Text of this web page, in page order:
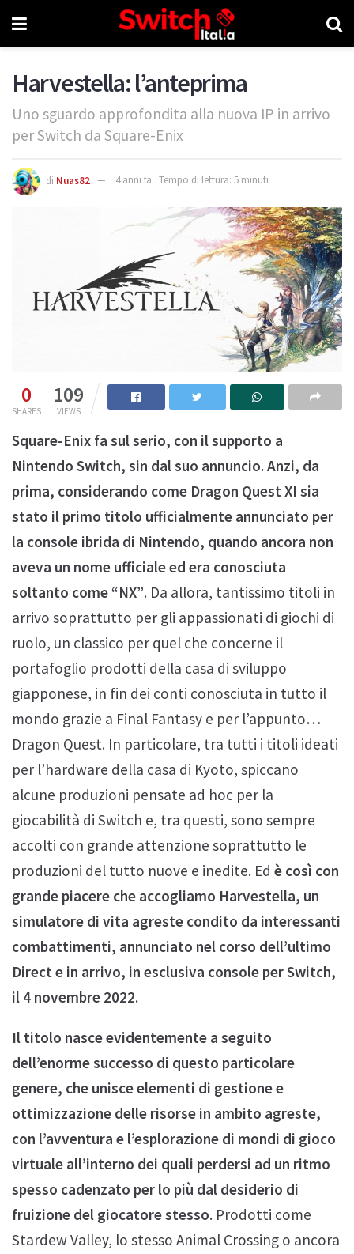
Harvestella: l’anteprima
Uno sguardo approfondita alla nuova IP in arrivo
per Switch da Square-Enix
di Nuas82 4 anni fa Tempo di lettura: 5 minuti
0
SHARES
109
VIEWS
Square-Enix fa sul serio, con il supporto a
Nintendo Switch, sin dal suo annuncio. Anzi, da
prima, considerando come Dragon Quest XI sia
stato il primo titolo ufficialmente annunciato per
la console ibrida di Nintendo, quando ancora non
aveva un nome ufficiale ed era conosciuta
soltanto come “NX”. Da allora, tantissimo titoli in
arrivo soprattutto per gli appassionati di giochi di
ruolo, un classico per quel che concerne il
portafoglio prodotti della casa di sviluppo
giapponese, in fin dei conti conosciuta in tutto il
mondo grazie a Final Fantasy e per l’appunto…
Dragon Quest. In particolare, tra tutti i titoli ideati
per l’hardware della casa di Kyoto, spiccano
alcune produzioni pensate ad hoc per la
giocabilità di Switch e, tra questi, sono sempre
accolti con grande attenzione soprattutto le
produzioni del tutto nuove e inedite. Ed è così con
grande piacere che accogliamo Harvestella, un
simulatore di vita agreste condito da interessanti
combattimenti, annunciato nel corso dell’ultimo
Direct e in arrivo, in esclusiva console per Switch,
il 4 novembre 2022.
Il titolo nasce evidentemente a seguito
dell’enorme successo di questo particolare
genere, che unisce elementi di gestione e
ottimizzazione delle risorse in ambito agreste,
con l’avventura e l’esplorazione di mondi di gioco
virtuale all’interno dei quali perdersi ad un ritmo
spesso cadenzato per lo più dal desiderio di
fruizione del giocatore stesso. Prodotti come
Stardew Valley, lo stesso Animal Crossing o ancora